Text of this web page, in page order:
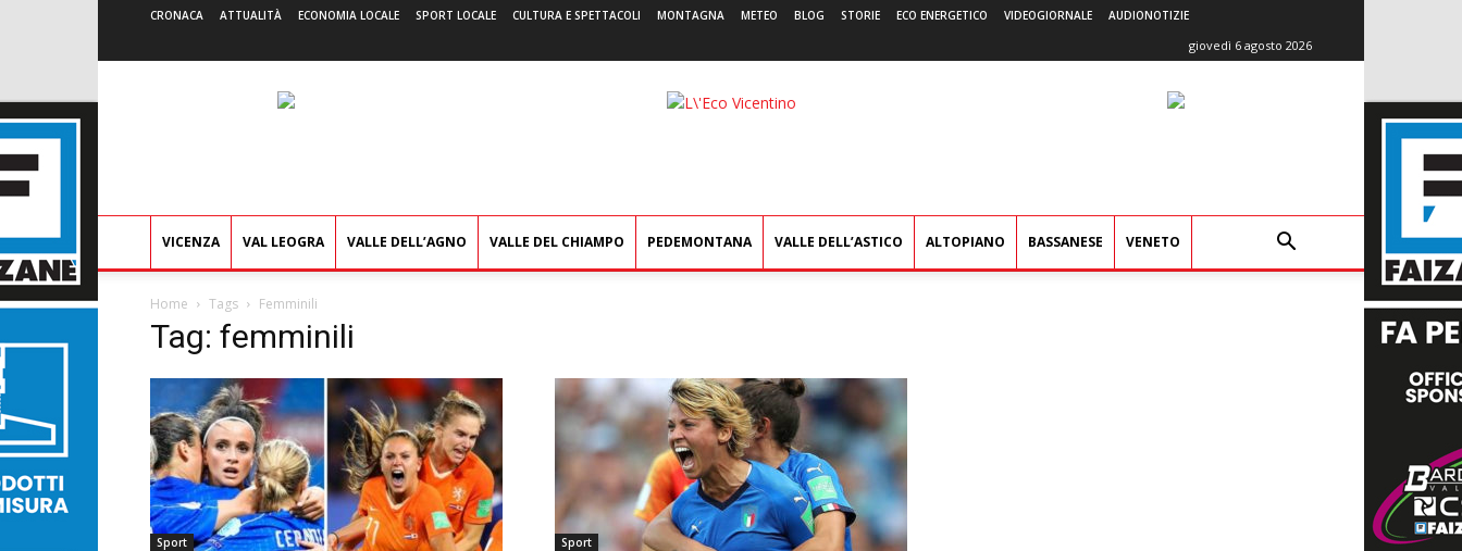
CRONACA ATTUALITÀ ECONOMIA LOCALE SPORT LOCALE CULTURA E SPETTACOLI MONTAGNA METEO BLOG STORIE ECO ENERGETICO VIDEOGIORNALE AUDIONOTIZIE
giovedì 6 agosto 2026
L'Eco
VICENZA VAL LEOGRA VALLE DELL’AGNO VALLE DEL CHIAMPO PEDEMONTANA VALLE DELL’ASTICO ALTOPIANO BASSANESE VENETO
Home Tags Femminili
Tag: femminili
Sport Sport